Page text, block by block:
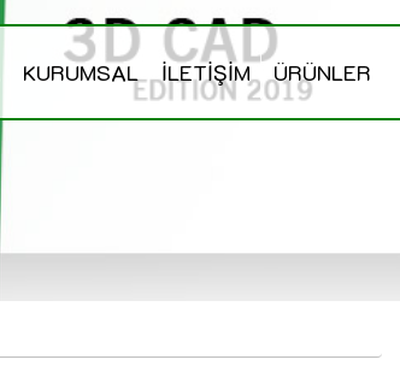
KURUMSAL İLETİŞİM ÜRÜNLER